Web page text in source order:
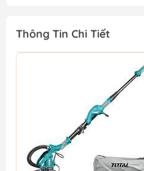
Thông Tin Chi Tiết